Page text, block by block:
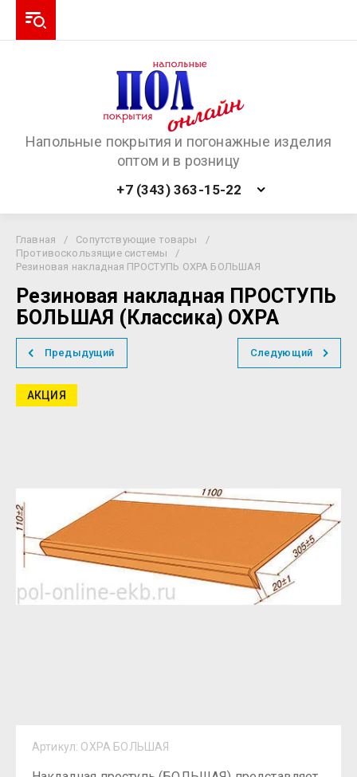
Напольные покрытия и погонажные изделия
оптом и в розницу
+7 (343) 363-15-22
Главная / Сопутствующие товары
/
Противоскользящие системы
/
Резиновая накладная ПРОСТУПЬ ОХРА БОЛЬШАЯ
Резиновая накладная ПРОСТУПЬ
БОЛЬШАЯ (Классика) ОХРА
Предыдущий Следующий
АКЦИЯ
Артикул: ОХРА БОЛЬШАЯ